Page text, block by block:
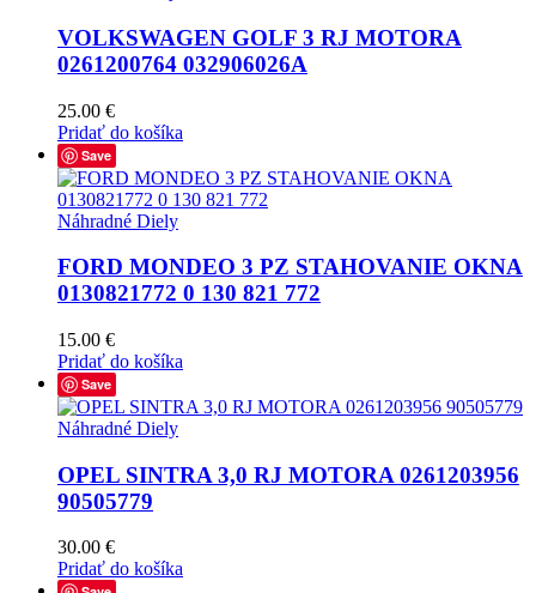
VOLKSWAGEN GOLF 3 RJ MOTORA
0261200764 032906026A
25.00 €
Pridať do košíka
Save
Náhradné Diely
FORD MONDEO 3 PZ STAHOVANIE OKNA
0130821772 0 130 821 772
15.00 €
Pridať do košíka
Save
Náhradné Diely
OPEL SINTRA 3,0 RJ MOTORA 0261203956
90505779
30.00 €
Pridať do košíka